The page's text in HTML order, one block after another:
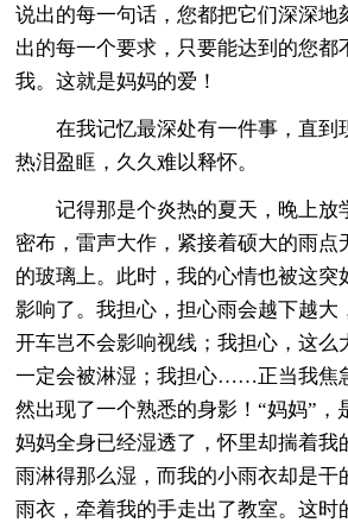
说出的每一句话，您都把它们深深地
出的每一个要求，只要能达到的您都
我。这就是妈妈的爱！
在我记忆最深处有一件事，直到
热泪盈眶，久久难以释怀。
记得那是个炎热的夏天，晚上放
密布，雷声大作，紧接着硕大的雨点
的玻璃上。此时，我的心情也被这突
影响了。我担心，担心雨会越下越大
开车岂不会影响视线；我担心，这么
一定会被淋湿；我担心……正当我焦
然出现了一个熟悉的身影！“妈妈”，
妈妈全身已经湿透了，怀里却揣着我
雨淋得那么湿，而我的小雨衣却是干
雨衣，牵着我的手走出了教室。这时